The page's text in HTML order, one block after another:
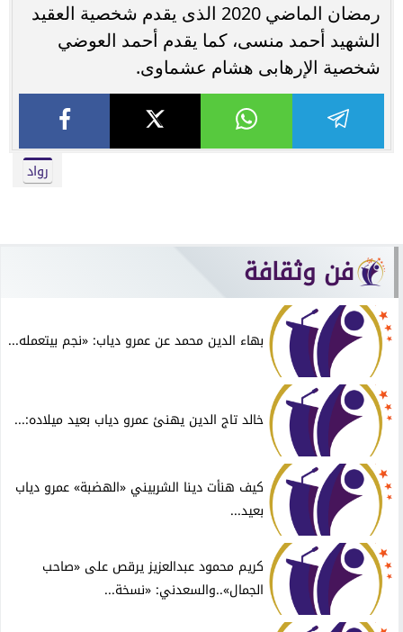
رمضان الماضي 2020 الذى يقدم شخصية العقيد
الشهيد أحمد منسى، كما يقدم أحمد العوضي
شخصية الإرهابى هشام عشماوى.
رواد
فن وثقافة
بهاء الدين محمد عن عمرو دياب: «نجم بيتعمله...
خالد تاج الدين يهنئ عمرو دياب بعيد ميلاده:...
كيف هنأت دينا الشربيني «الهضبة» عمرو دياب
بعيد...
كريم محمود عبدالعزيز يرقص على «صاحب
الجمال»..والسعدني: «نسخة...